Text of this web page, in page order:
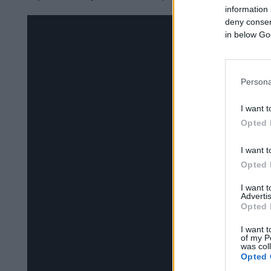
information
deny
in below
I want
Opted
I want
Opted
I want
Opted
I want
of my
was
Opted